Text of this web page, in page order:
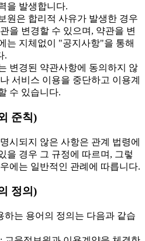
을 발생합니다.
원은 합리적 사유가 발생한 경우
을 변경할 수 있으며, 약관을 변
는 지체없이 "공지사항"을 통해
.
변경된 약관사항에 동의하지 않
서비스 이용을 중단하고 이용계
수 있습니다.
준칙)
시되지 않은 사항은 관계 법령에
을 경우 그 규정에 따르며, 그렇
에는 일반적인 관례에 따릅니다.
정의)
하는 용어의 정의는 다음과 같습